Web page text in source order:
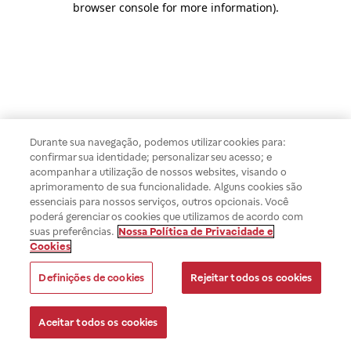
browser console for more information).
Durante sua navegação, podemos utilizar cookies para:
confirmar sua identidade; personalizar seu acesso; e
acompanhar a utilização de nossos websites, visando o
aprimoramento de sua funcionalidade. Alguns cookies são
essenciais para nossos serviços, outros opcionais. Você
poderá gerenciar os cookies que utilizamos de acordo com
suas preferências. Nossa Política de Privacidade e
Cookies
Definições de cookies Rejeitar todos os cookies
Aceitar todos os cookies